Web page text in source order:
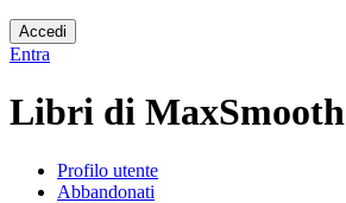
Accedi
Entra
Libri di MaxSmooth
Profilo utente
Abbandonati